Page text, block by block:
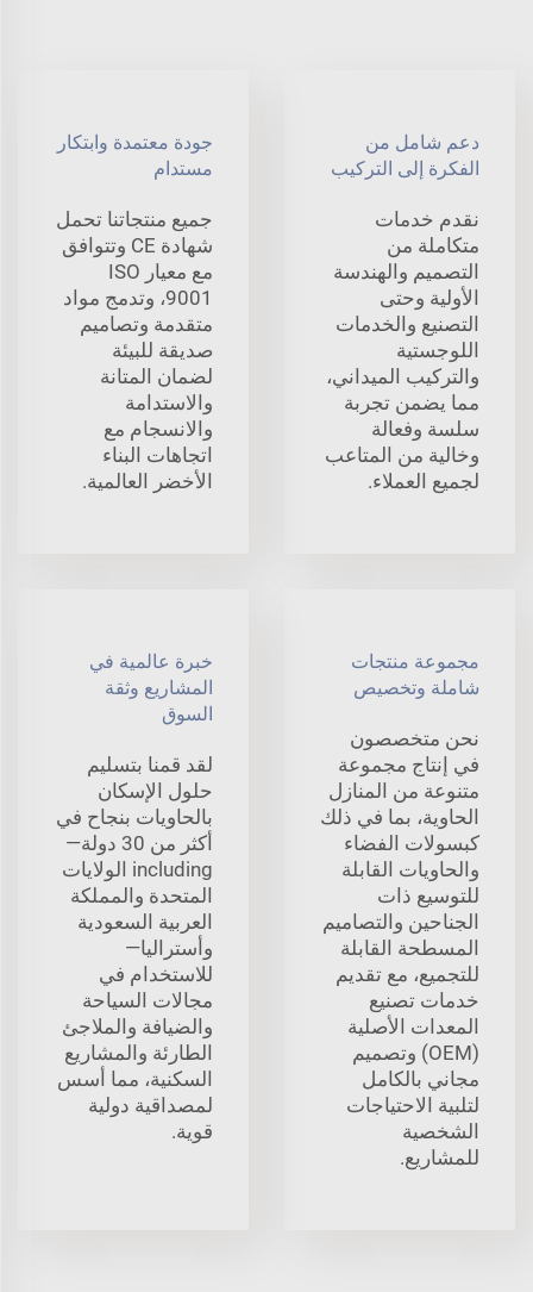
دعم شامل من
الفكرة إلى التركيب
نقدم خدمات
متكاملة من
التصميم والهندسة
الأولية وحتى
التصنيع والخدمات
اللوجستية
والتركيب الميداني،
مما يضمن تجربة
سلسة وفعالة
وخالية من المتاعب
لجميع العملاء.
جودة معتمدة وابتكار
مستدام
جميع منتجاتنا تحمل
شهادة CE وتتوافق
مع معيار ISO
9001، وتدمج مواد
متقدمة وتصاميم
صديقة للبيئة
لضمان المتانة
والاستدامة
والانسجام مع
اتجاهات البناء
الأخضر العالمية.
مجموعة منتجات
شاملة وتخصيص
نحن متخصصون
في إنتاج مجموعة
متنوعة من المنازل
الحاوية، بما في ذلك
كبسولات الفضاء
والحاويات القابلة
للتوسيع ذات
الجناحين والتصاميم
المسطحة القابلة
للتجميع، مع تقديم
خدمات تصنيع
المعدات الأصلية
(OEM) وتصميم
مجاني بالكامل
لتلبية الاحتياجات
الشخصية
للمشاريع.
خبرة عالمية في
المشاريع وثقة
السوق
لقد قمنا بتسليم
حلول الإسكان
بالحاويات بنجاح في
أكثر من 30 دولة—
including الولايات
المتحدة والمملكة
العربية السعودية
وأستراليا—
للاستخدام في
مجالات السياحة
والضيافة والملاجئ
الطارئة والمشاريع
السكنية، مما أسس
لمصداقية دولية
قوية.